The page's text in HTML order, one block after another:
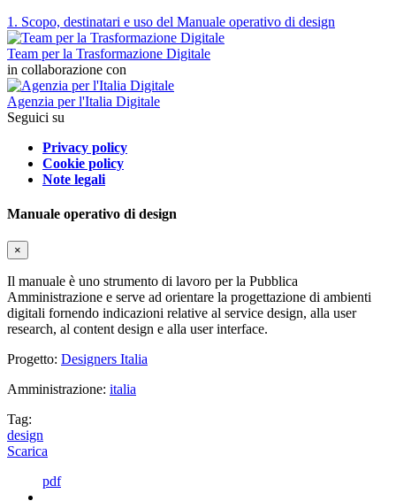
1. Scopo, destinatari e uso del Manuale operativo di design
Team per la Trasformazione Digitale
in collaborazione con
Agenzia per l'Italia Digitale
Seguici su
Privacy policy
Cookie policy
Note legali
Manuale operativo di design
×
Il manuale è uno strumento di lavoro per la Pubblica
Amministrazione e serve ad orientare la progettazione di ambienti
digitali fornendo indicazioni relative al service design, alla user
research, al content design e alla user interface.
Progetto: Designers Italia
Amministrazione: italia
Tag:
design
Scarica
pdf